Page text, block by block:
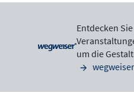
Entdecken
um die